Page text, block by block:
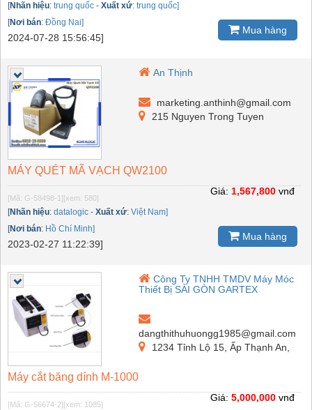
[Nhãn hiệu: trung quốc - Xuất xứ: trung quốc]
[Nơi bán: Đồng Nai]
2024-07-28 15:56:45]
Mua hàng
An Thịnh
marketing.anthinh@gmail.com
215 Nguyen Trong Tuyen
MÁY QUÉT MÃ VẠCH QW2100
[Mã: G-58498-1] [xem: 580]
[Nhãn hiệu: datalogic - Xuất xứ: Việt Nam]
[Nơi bán: Hồ Chí Minh]
2023-02-27 11:22:39]
Giá: 1,567,800 vnđ
Mua hàng
Công Ty TNHH TMDV Máy Móc
Thiết Bị SÀI GÒN GARTEX
dangthithuhuongg1985@gmail.com
1234 Tỉnh Lộ 15, Ấp Thạnh An,
Máy cắt băng dính M-1000
[Mã: G-56674-2] [xem: 1085]
Giá: 5,000,000 vnđ